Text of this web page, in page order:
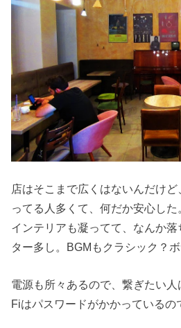
店はそこまで広くはないんだけ
ってる人多くて、何だか安心した
インテリアも凝ってて、なんか
ター多し。BGMもクラシック？
電源も所々あるので、繋ぎたい
Fiはパスワードがかかっているの